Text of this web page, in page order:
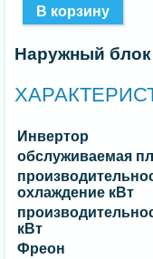
Наружный блок
Инвертор
обслуживаемая
охлаждение кВт
кВт
Фреон